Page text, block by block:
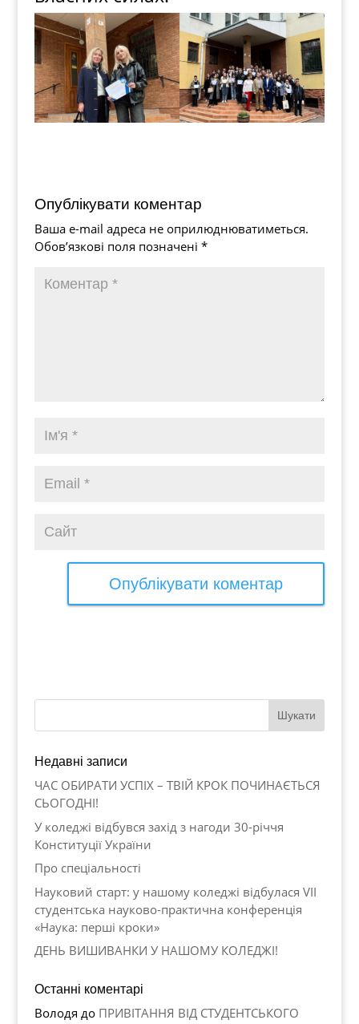
Опублікувати коментар
Ваша e-mail адреса не оприлюднюватиметься.
Обов’язкові поля позначені *
Недавні записи
ЧАС ОБИРАТИ УСПІХ – ТВІЙ КРОК ПОЧИНАЄТЬСЯ
СЬОГОДНІ!
У коледжі відбувся захід з нагоди 30-річчя
Конституції України
Про спеціальності
Науковий старт: у нашому коледжі відбулася VII
студентська науково-практична конференція
«Наука: перші кроки»
ДЕНЬ ВИШИВАНКИ У НАШОМУ КОЛЕДЖІ!
Останні коментарі
Володя до ПРИВІТАННЯ ВІД СТУДЕНТСЬКОГО